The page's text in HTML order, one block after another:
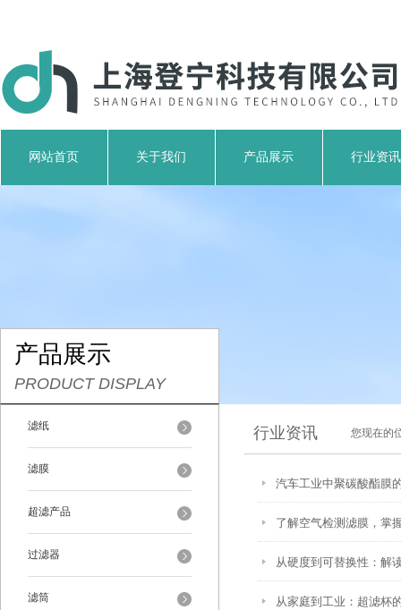
网站首页 关于我们 产品展示 行业资讯
产品展示
PRODUCT DISPLAY
滤纸
滤膜
超滤产品
过滤器
滤筒
行业资讯 您现在的
汽车工业中聚碳酸酯膜
了解空气检测滤膜，掌
从硬度到可替换性：解
从家庭到工业：超滤杯